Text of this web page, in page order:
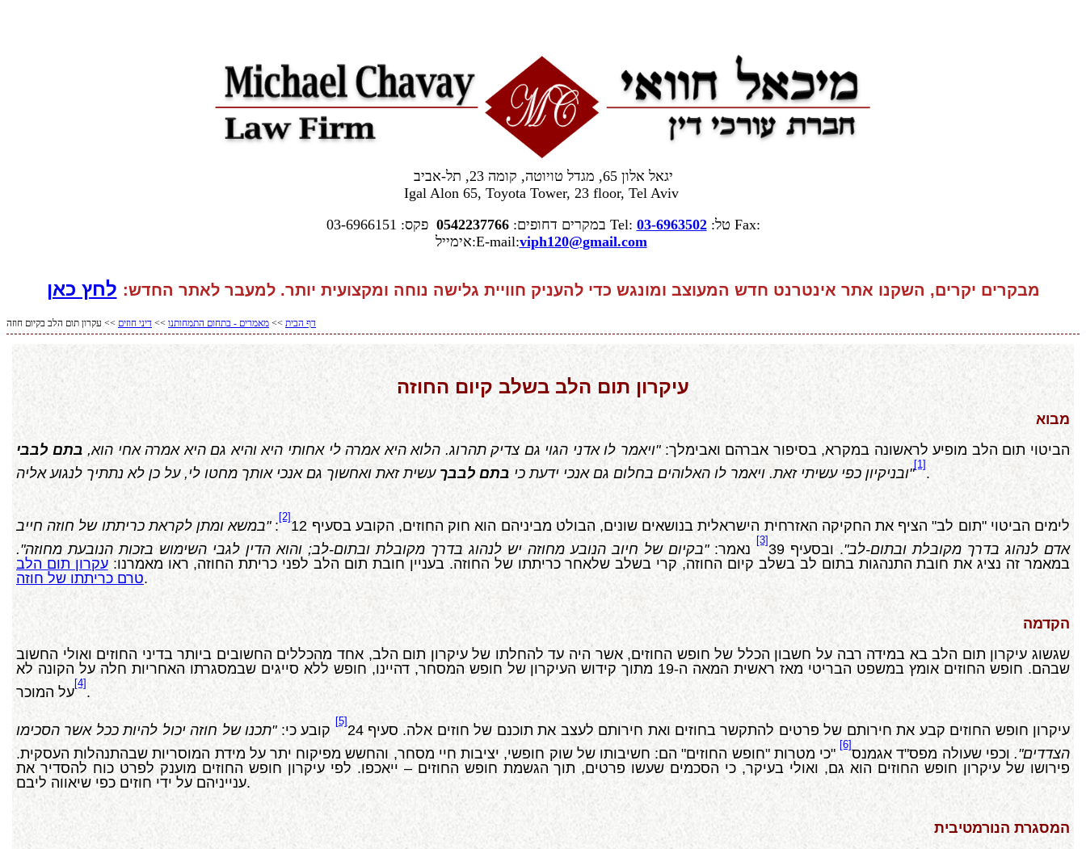
יגאל אלון 65, מגדל טויוטה, קומה 23, תל-אביב
Igal Alon 65, Toyota Tower, 23 floor, Tel Aviv
טל:03-6963502
Tel: במקרים דחופים:0542237766
Fax:
אימייל:E-mail:viph120@gmail.com
מבקרים יקרים, השקנו אתר אינטרנט חדש המעוצב ומונגש כדי להעניק חוויית גלישה נוחה ומקצועית יותר. למעבר לאתר החדש: לחץ כאן
דף הבית >> מאמרים - בתחום התמחותנו >> דיני חוזים >> עקרון תום הלב בקיום חוזה
עיקרון תום הלב בשלב קיום החוזה
מבוא
הביטוי תום הלב מופיע לראשונה במקרא, בסיפור אברהם ואבימלך:"ויאמר לו אדני הגוי גם צדיק תהרוג. הלוא היא אמרה לי אחותי היא והיא גם היא אמרה אחי הוא, בתם לבבי
ובניקיון כפי עשיתי זאת. ויאמר לו האלוהים בחלום גם אנכי ידעת כי בתם לבבך עשית זאת ואחשוך גם אנכי אותך מחטו לי, על כן לא נתתיך לנגוע אליה"
[1]
.
לימים הביטוי "תום לב" הציף את החקיקה האזרחית הישראלית בנושאים שונים, הבולט מביניהם הוא חוק החוזים, הקובע בסעיף 12
[2]
:"במשא ומתן לקראת כריתתו של חוזה חייב
אדם לנהוג בדרך מקובלת ובתום-לב". ובסעיף 39
[3]
נאמר:"בקיום של חיוב הנובע מחוזה יש לנהוג בדרך מקובלת ובתום-לב; והוא הדין לגבי השימוש בזכות הנובעת מחוזה".
במאמר זה נציג את חובת התנהגות בתום לב בשלב קיום החוזה, קרי בשלב שלאחר כריתתו של החוזה. בעניין חובת תום הלב לפני כריתת החוזה, ראו מאמרנו:עקרון תום הלב
טרם כריתתו של חוזה.
הקדמה
שגשוג עיקרון תום הלב בא במידה רבה על חשבון הכלל של חופש החוזים, אשר היה עד להחלתו של עיקרון תום הלב, אחד מהכללים החשובים ביותר בדיני החוזים ואולי החשוב
שבהם. חופש החוזים אומץ במשפט הבריטי מאז ראשית המאה ה-19 מתוך קידוש העיקרון של חופש המסחר, דהיינו, חופש ללא סייגים שבמסגרתו האחריות חלה על הקונה לא
על המוכר
[4]
.
עיקרון חופש החוזים קבע את חירותם של פרטים להתקשר בחוזים ואת חירותם לעצב את תוכנם של חוזים אלה. סעיף 24
[5]
קובע כי:"תכנו של חוזה יכול להיות ככל אשר הסכימו
הצדדים". וכפי שעולה מפס"ד אגמנס
[6]
"כי מטרות "חופש החוזים" הם: חשיבותו של שוק חופשי, יציבות חיי מסחר, והחשש מפיקוח יתר על מידת המוסריות שבהתנהלות העסקית.
פירושו של עיקרון חופש החוזים הוא גם, ואולי בעיקר, כי הסכמים שעשו פרטים, תוך הגשמת חופש החוזים – ייאכפו. לפי עיקרון חופש החוזים מוענק לפרט כוח להסדיר את
ענייניהם על ידי חוזים כפי שיאווה ליבם.
המסגרת הנורמטיבית